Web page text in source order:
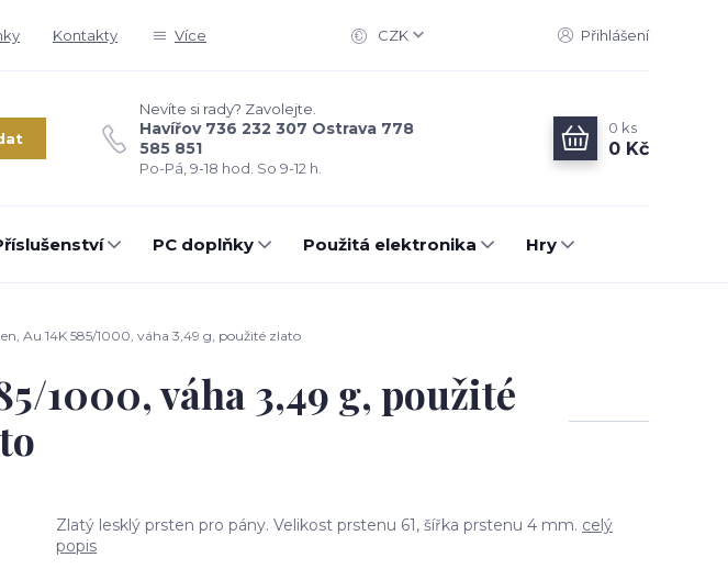
Kontakty Více CZK Přihlášení
Nevíte si rady? Zavolejte.
Havířov 736 232 307 Ostrava 778
585 851
Po-Pá, 9-18 hod. So 9-12 h.
0 ks
0 Kč
PC doplňky Použitá elektronika Hry
Au 14K 585/1000, váha 3,49 g, použité zlato
1000, váha 3,49 g, použité
Zlatý lesklý prsten pro pány. Velikost prstenu 61, šířka prstenu 4 mm. celý
popis